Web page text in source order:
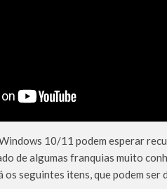
10/11 podem esperar
de algumas franquias muito
seguintes itens, que podem